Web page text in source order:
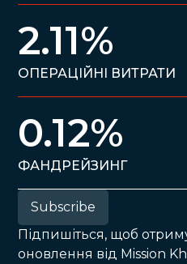
2.11%
ОПЕРАЦІЙНІ ВИТРАТИ
0.12%
ФАНДРЕЙЗИНГ
Subscribe
Підпишіться, щоб
оновлення від Mission